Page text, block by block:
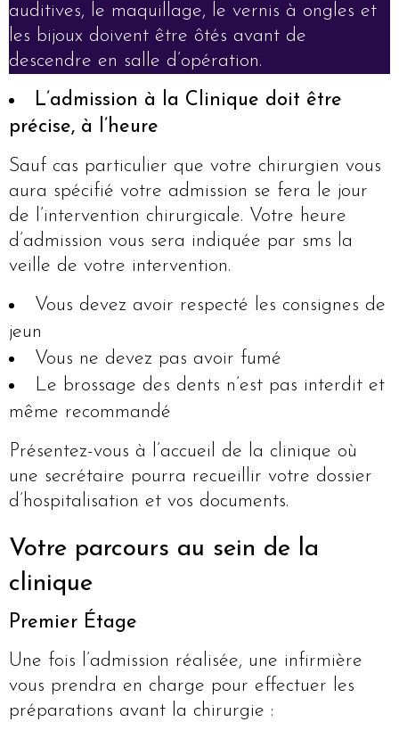
auditives, le maquillage, le vernis à ongles et
les bijoux doivent être ôtés avant de
descendre en salle d’opération.
L’admission à la Clinique doit être
précise, à l’heure
Sauf cas particulier que votre chirurgien vous
aura spécifié votre admission se fera le jour
de l’intervention chirurgicale. Votre heure
d’admission vous sera indiquée par sms la
veille de votre intervention.
Vous devez avoir respecté les consignes de
jeun
Vous ne devez pas avoir fumé
Le brossage des dents n’est pas interdit et
même recommandé
Présentez-vous à l’accueil de la clinique où
une secrétaire pourra recueillir votre dossier
d’hospitalisation et vos documents.
Votre parcours au sein de la
clinique
Premier Étage
Une fois l’admission réalisée, une infirmière
vous prendra en charge pour effectuer les
préparations avant la chirurgie :